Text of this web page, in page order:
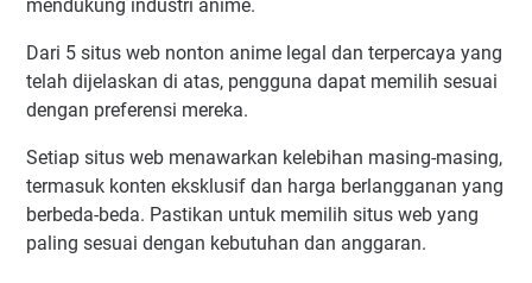
mendukung industri anime.
Dari 5 situs web nonton anime legal dan terpercaya yang
telah dijelaskan di atas, pengguna dapat memilih sesuai
dengan preferensi mereka.
Setiap situs web menawarkan kelebihan masing-masing,
termasuk konten eksklusif dan harga berlangganan yang
berbeda-beda. Pastikan untuk memilih situs web yang
paling sesuai dengan kebutuhan dan anggaran.